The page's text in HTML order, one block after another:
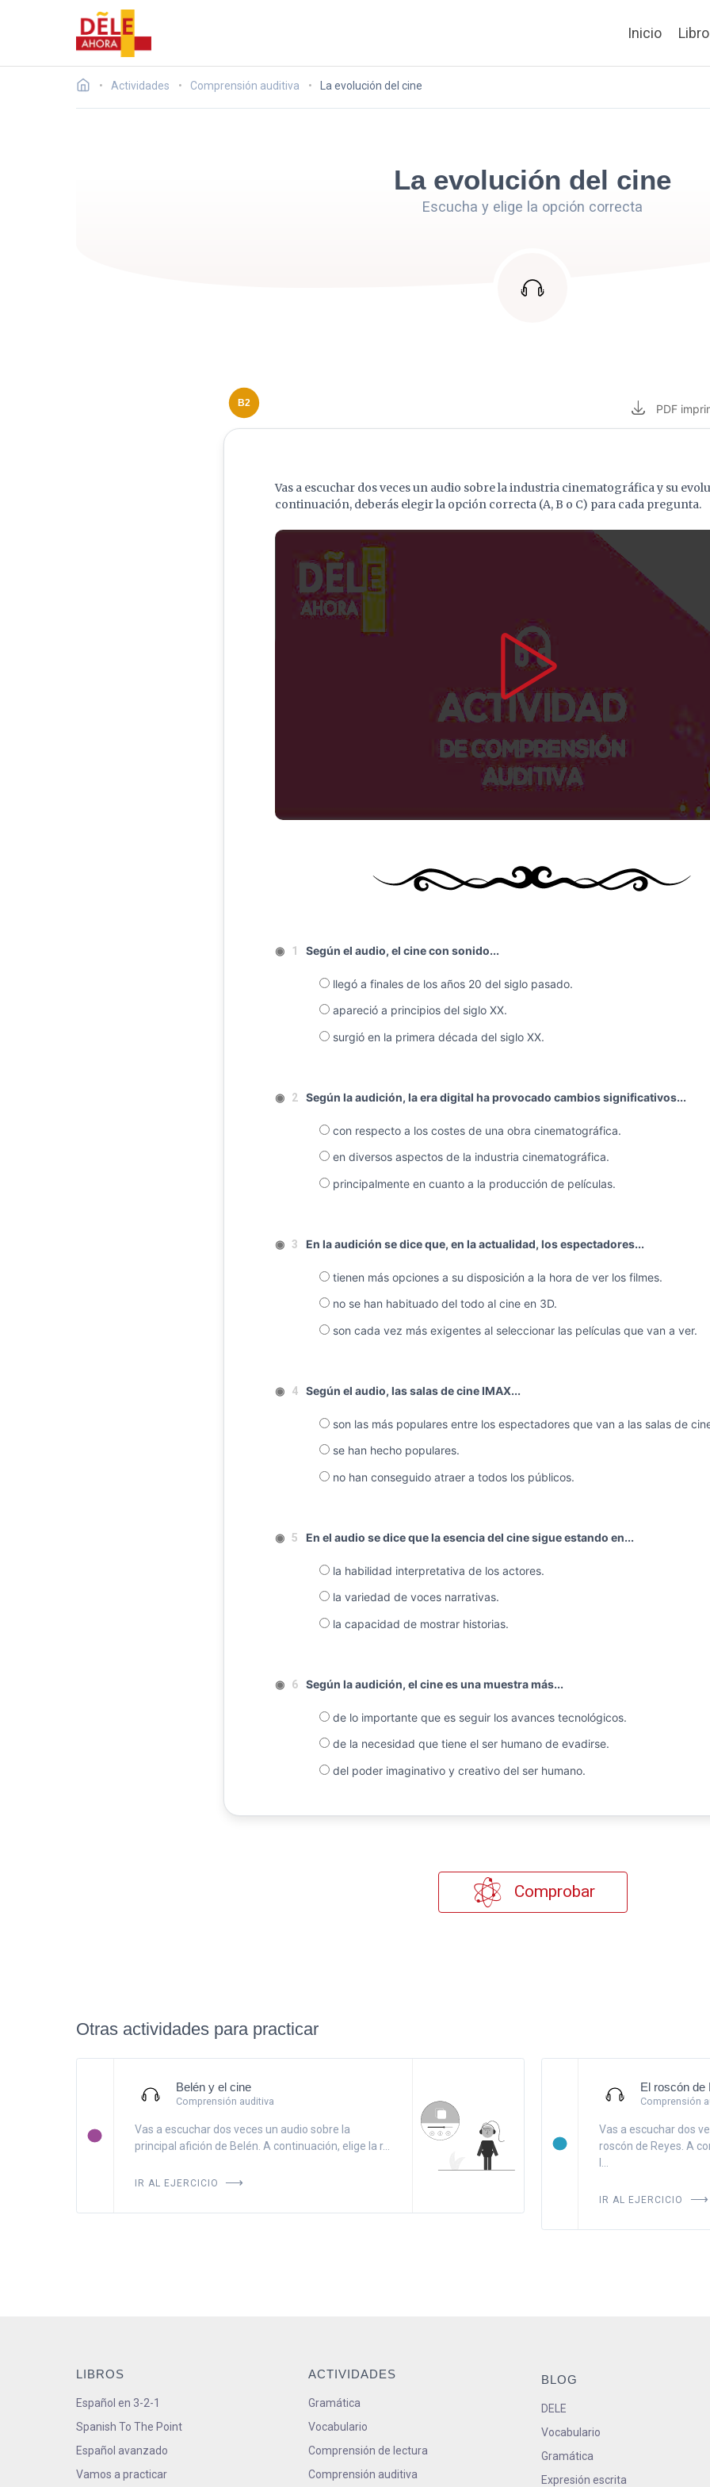
Inicio
Actividades Comprensión auditiva La evolución del cine
La evolución del cine
Escucha y elige la opción correcta
B2 PDF
Vas a escuchar dos veces un audio sobre la industria cinematográfica y su
continuación, deberás elegir la opción correcta (A, B o C) para cada pregunta.
◉ 1 Según el audio, el cine con sonido...
llegó a finales de los años 20 del siglo pasado.
apareció a principios del siglo XX.
surgió en la primera década del siglo XX.
◉ 2 Según la audición, la era digital ha provocado cambios significativos...
con respecto a los costes de una obra cinematográfica.
en diversos aspectos de la industria cinematográfica.
principalmente en cuanto a la producción de películas.
◉ 3 En la audición se dice que, en la actualidad, los espectadores...
tienen más opciones a su disposición a la hora de ver los filmes.
no se han habituado del todo al cine en 3D.
son cada vez más exigentes al seleccionar las películas que van a ver.
◉ 4 Según el audio, las salas de cine IMAX...
son las más populares entre los espectadores que van a las salas de
se han hecho populares.
no han conseguido atraer a todos los públicos.
◉ 5 En el audio se dice que la esencia del cine sigue estando en...
la habilidad interpretativa de los actores.
la variedad de voces narrativas.
la capacidad de mostrar historias.
◉ 6 Según la audición, el cine es una muestra más...
de lo importante que es seguir los avances tecnológicos.
de la necesidad que tiene el ser humano de evadirse.
del poder imaginativo y creativo del ser humano.
Comprobar
Otras actividades para practicar
Belén y el cine
Comprensión auditiva
Vas a escuchar dos veces un audio sobre la
principal afición de Belén. A continuación, elige la r...
IR AL EJERCICIO
El roscón de
Comprensión
Vas a escuchar dos
roscón de Reyes. A
l...
IR AL EJERCICIO
LIBROS
Español en 3-2-1
Spanish To The Point
Español avanzado
Vamos a practicar
ACTIVIDADES
Gramática
Vocabulario
Comprensión de lectura
Comprensión auditiva
BLOG
DELE
Vocabulario
Gramática
Expresión escrita